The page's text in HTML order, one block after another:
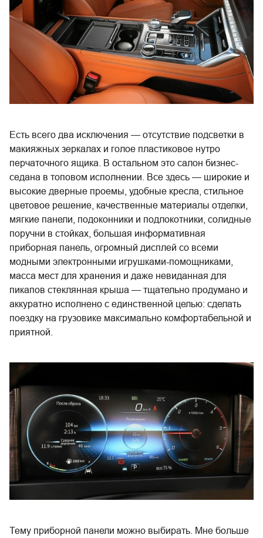
Есть всего два исключения — отсутствие подсветки в
макияжных зеркалах и голое пластиковое нутро
перчаточного ящика. В остальном это салон бизнес-
седана в топовом исполнении. Все здесь — широкие и
высокие дверные проемы, удобные кресла, стильное
цветовое решение, качественные материалы отделки,
мягкие панели, подоконники и подлокотники, солидные
поручни в стойках, большая информативная
приборная панель, огромный дисплей со всеми
модными электронными игрушками-помощниками,
масса мест для хранения и даже невиданная для
пикапов стеклянная крыша — тщательно продумано и
аккуратно исполнено с единственной целью: сделать
поездку на грузовике максимально комфортабельной и
приятной.
Тему приборной панели можно выбирать. Мне больше